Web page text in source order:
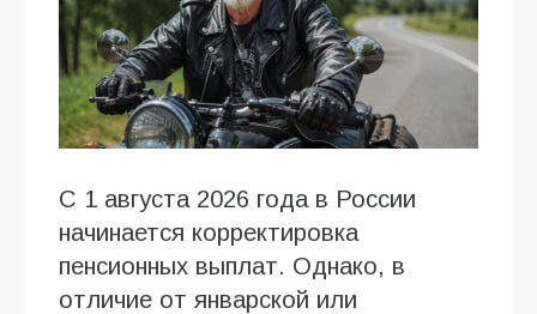
С 1 августа 2026 года в России
начинается корректировка
пенсионных выплат. Однако, в
отличие от январской или